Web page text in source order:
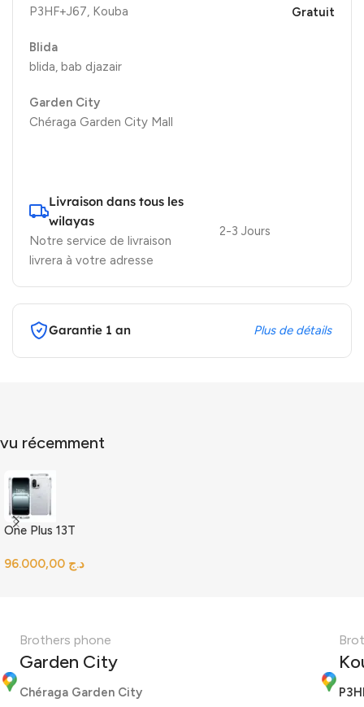
P3HF+J67, Kouba
Blida
blida, bab djazair
Garden City
Chéraga Garden City Mall
Gratuit
Livraison dans tous les
wilayas
Notre service de livraison
livrera à votre adresse
2-3 Jours
Garantie 1 an Plus de détails
vu récemment
One Plus 13T
د.ج
Brothers phone
Garden City
Chéraga Garden City